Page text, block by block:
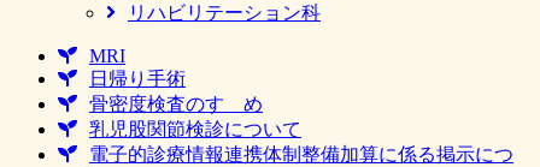
リハビリテーション科
MRI
日帰り手術
骨密度検査のすゝめ
乳児股関節検診について
電子的診療情報連携体制整備加算に係る掲示につ